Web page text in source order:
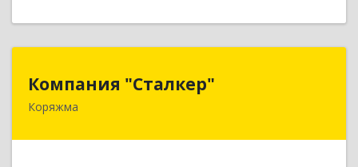
Компания "Сталкер"
Коряжма